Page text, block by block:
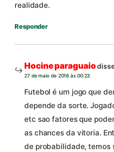
realidade.
Responder
Hocine paraguaio
27 de maio de 2016 às 00:23
Futebol é um jogo que
depende da sorte.
etc sao fatores que
as chances da vitoria.
de probabilidade, temos